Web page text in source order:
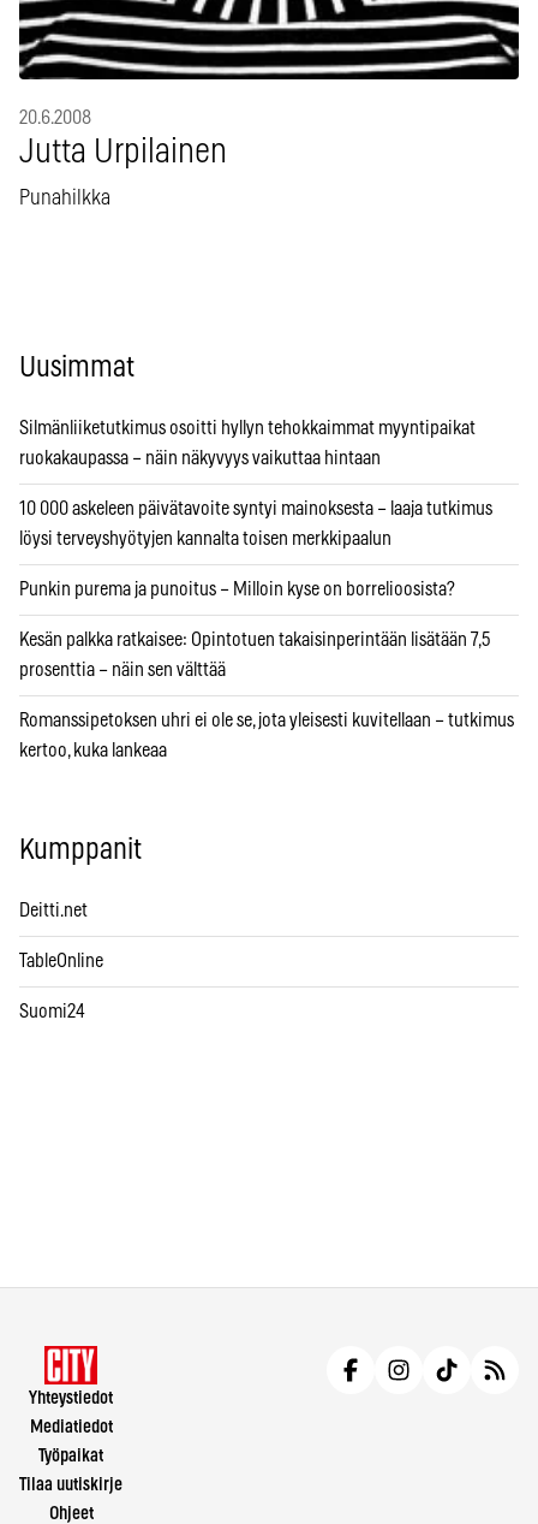
20.6.2008
Jutta Urpilainen
Punahilkka
Uusimmat
Silmänliiketutkimus osoitti hyllyn tehokkaimmat myyntipaikat
ruokakaupassa – näin näkyvyys vaikuttaa hintaan
10 000 askeleen päivätavoite syntyi mainoksesta – laaja tutkimus
löysi terveyshyötyjen kannalta toisen merkkipaalun
Punkin purema ja punoitus – Milloin kyse on borrelioosista?
Kesän palkka ratkaisee: Opintotuen takaisinperintään lisätään 7,5
prosenttia – näin sen välttää
Romanssipetoksen uhri ei ole se, jota yleisesti kuvitellaan – tutkimus
kertoo, kuka lankeaa
Kumppanit
Deitti.net
TableOnline
Suomi24
Yhteystiedot
Mediatiedot
Työpaikat
Tilaa uutiskirje
Ohjeet